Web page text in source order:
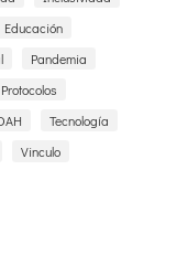
Educación
Pandemia
Protocolos
Tecnología
Vinculo